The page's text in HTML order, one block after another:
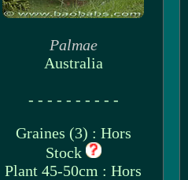
Palmae
Australia
- - - - - - - - - -
Graines (3) : Hors
Stock
Plant 45-50cm : Hors